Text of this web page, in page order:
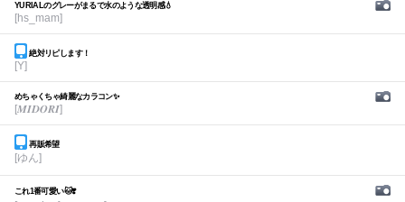
YURIALのグレーがまるで水のような透明感💧
[hs_mam]
絶対リピします！
[Y]
めちゃくちゃ綺麗なカラコン✨
[𝑴𝑰𝑫𝑶𝑹𝑰]
再販希望
[ゆん]
これ1番可愛い🐱❣️